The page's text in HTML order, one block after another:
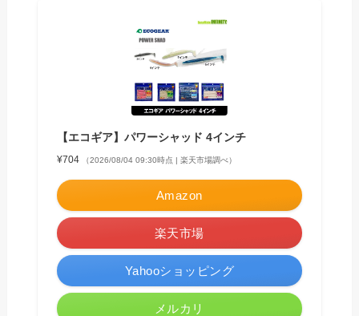
【エコギア】パワーシャッド 4インチ
¥704 （2026/08/04 09:30時点 | 楽天市場調べ）
Amazon
楽天市場
Yahooショッピング
メルカリ